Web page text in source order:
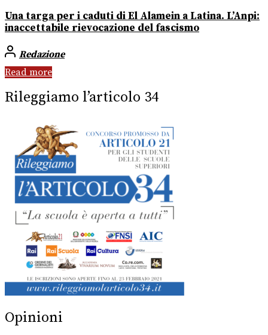
Una targa per i caduti di El Alamein a Latina. L’Anpi:
inaccettabile rievocazione del fascismo
Redazione
Read more
Rileggiamo l’articolo 34
Opinioni